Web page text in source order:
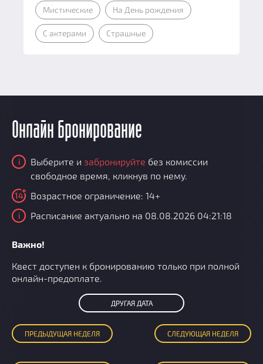
Мистические На День рождения
С актерами Страшные
Онлайн бронирование
i Выберите и забронируйте без комиссии
свободное время, кликнув по нему.
14 Возрастное ограничение: 14+
i Расписание актуально на 08.08.2026 04:21:18
Важно!
Квест доступен к бронированию только при полной
онлайн-предоплате.
ДРУГАЯ ДАТА
ПРЕДЫДУЩАЯ НЕДЕЛЯ СЛЕДУЮЩАЯ НЕДЕЛЯ